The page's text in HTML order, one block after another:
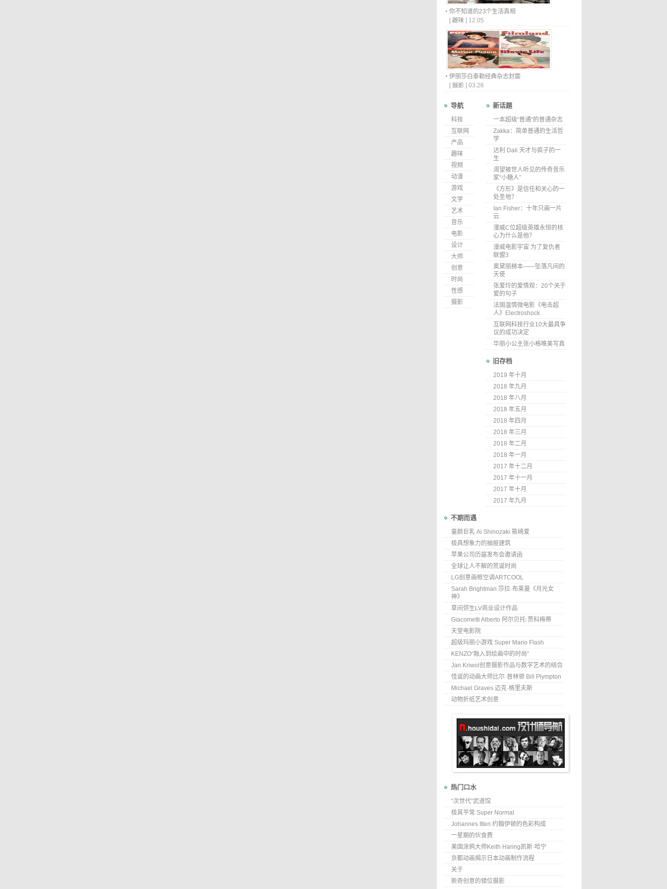
你不知道的23个生活真相
[ 趣味 ] 12.05
伊丽莎白泰勒经典杂志封面
[ 摄影 ] 03.26
导航
科技
互联网
产品
趣味
视频
动漫
游戏
文学
艺术
音乐
电影
设计
大师
创意
时尚
性感
摄影
新话题
一本超级“普通”的普通杂志
Zakka：简单普通的生活哲
学
达利 Dali 天才与疯子的一
生
渴望被世人听见的传奇音乐
家“小糖人”
《方形》是信任和关心的一
处圣地？
Ian Fisher：十年只画一片
云
漫威C位超级英雄永恒的核
心为什么是他？
漫威电影宇宙 为了复仇者
联盟3
奥黛丽赫本——坠落凡间的
天使
张爱玲的爱情观：20个关于
爱的句子
法国温情微电影《电击超
人》Electroshock
互联网科技行业10大最具争
议的成功决定
华丽小公主张小格唯美写真
旧存档
2019 年十月
2018 年九月
2018 年八月
2018 年五月
2018 年四月
2018 年三月
2018 年二月
2018 年一月
2017 年十二月
2017 年十一月
2017 年十月
2017 年九月
不期而遇
童颜巨乳 Ai Shinozaki 筱崎爱
极具想象力的抽屉建筑
苹果公司历届发布会邀请函
全球让人不解的荒诞时尚
LG创意画框空调ARTCOOL
Sarah Brightman 莎拉·布莱曼《月光女
神》
草间弥生LV商业设计作品
Giacometti Alberto 阿尔贝托·贾科梅蒂
天堂电影院
超级玛丽小游戏 Super Mario Flash
KENZO“融入到绘画中的时尚”
Jan Kriwol创意摄影作品与数字艺术的结合
怪诞的动画大师比尔·普林顿 Bill Plympton
Michael Graves 迈克·格里夫斯
动物折纸艺术创意
热门口水
“次世代”武道馆
极其平常 Super Normal
Johannes Itten 约翰伊顿的色彩构成
一星期的伙食费
美国涂鸦大师Keith Haring凯斯·哈宁
京都动画揭示日本动画制作流程
关于
新奇创意的错位摄影